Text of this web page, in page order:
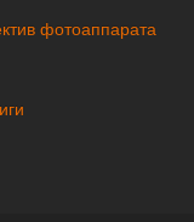
фотоаппарата